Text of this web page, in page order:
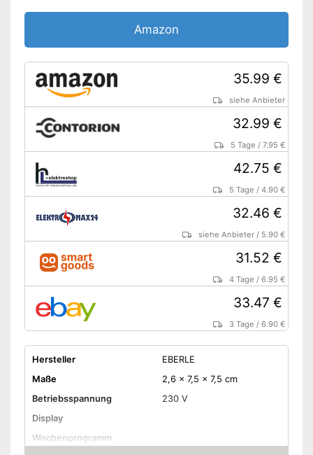
Amazon
35.99 €
siehe Anbieter
32.99 €
5 Tage /7.95 €
42.75 €
5 Tage /4.90 €
32.46 €
siehe Anbieter / 5.90 €
31.52 €
4 Tage /6.95 €
33.47 €
3 Tage /6.90 €
Hersteller
EBERLE
Maße
2,6 x 7,5 x 7,5 cm
Betriebsspannung
230 V
Display
Wochenprogramm